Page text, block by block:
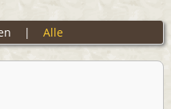
| Alle